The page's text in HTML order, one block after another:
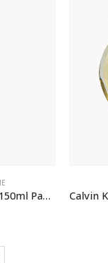
Calvin Klein After Shave Ck In 2u 150ml Para Hombr